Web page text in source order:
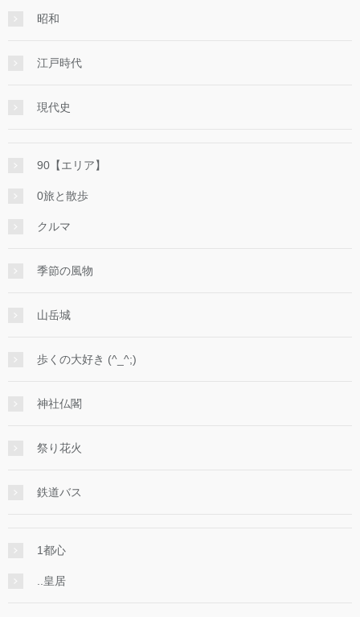
昭和
江戸時代
現代史
90【エリア】
0旅と散歩
クルマ
季節の風物
山岳城
歩くの大好き (^_^;)
神社仏閣
祭り花火
鉄道バス
1都心
..皇居